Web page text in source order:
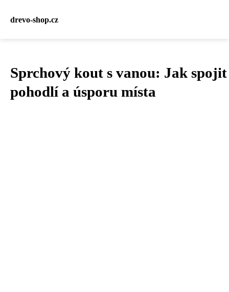
drevo-shop.cz
Sprchový kout s vanou: Jak spojit
pohodlí a úsporu místa